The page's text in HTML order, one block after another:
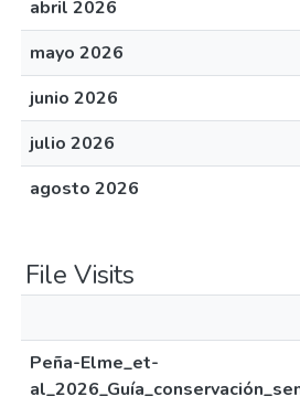
abril 2026
mayo 2026
junio 2026
julio 2026
agosto 2026
File Visits
Peña-Elme_et-